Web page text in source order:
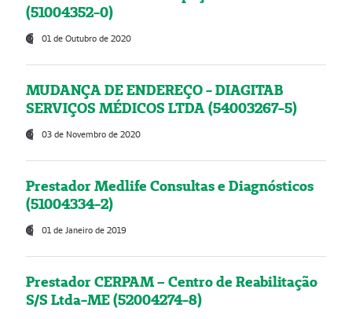
(51004352-0)
01 de Outubro de 2020
MUDANÇA DE ENDEREÇO - DIAGITAB
SERVIÇOS MÉDICOS LTDA (54003267-5)
03 de Novembro de 2020
Prestador Medlife Consultas e Diagnósticos
(51004334-2)
01 de Janeiro de 2019
Prestador CERPAM – Centro de Reabilitação
S/S Ltda-ME (52004274-8)